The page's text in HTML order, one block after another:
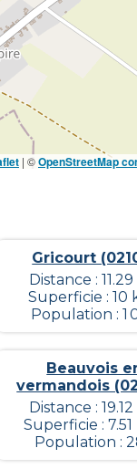
| ©OpenStreetMap
Gricourt
Distance :
Superficie : 10
Population : 1
Beauvois
vermandois
Distance :
Superficie : 7.51
Population :